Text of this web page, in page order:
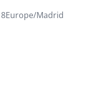
Madrid